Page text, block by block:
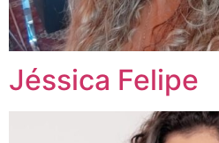
Jéssica Felipe